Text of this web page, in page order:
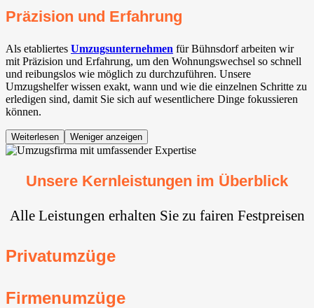
Präzision und Erfahrung
Als etabliertes Umzugsunternehmen für Bühnsdorf arbeiten wir
mit Präzision und Erfahrung, um den Wohnungswechsel so schnell
und reibungslos wie möglich zu durchzuführen. Unsere
Umzugshelfer wissen exakt, wann und wie die einzelnen Schritte zu
erledigen sind, damit Sie sich auf wesentlichere Dinge fokussieren
können.
Weiterlesen Weniger anzeigen
Unsere Kernleistungen im Überblick
Alle Leistungen erhalten Sie zu fairen Festpreisen
Privatumzüge
Firmenumzüge